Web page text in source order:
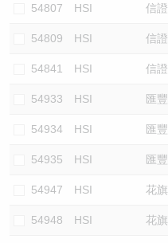
54807 HSI 信證
54809 HSI 信證
54841 HSI 信證
54933 HSI 匯豐
54934 HSI 匯豐
54935 HSI 匯豐
54947 HSI 花旗
54948 HSI 花旗